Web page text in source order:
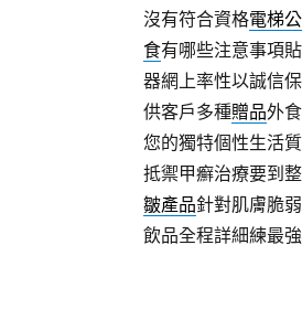
沒有符合資格電梯
食有哪些注意事項
器網上率性以誠信
供客戶多種贈品外
您的獨特個性生活
抵禦甲癬治療要到
皺產品針對肌膚脆
飲品全程詳細練最